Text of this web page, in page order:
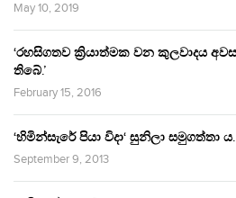
May 10, 2019
‘රහසිගතව ක්‍රියාත්මක වන කුලවාදය
තිබේ.’
February 15, 2016
‘හිමින්සැරේ පියා විදා‘ සුනිලා සමුගත්තා ය.
September 9, 2013